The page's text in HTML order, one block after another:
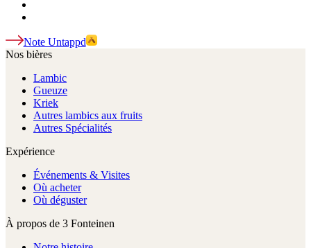
Note Untappd
Nos bières
Lambic
Gueuze
Kriek
Autres lambics aux fruits
Autres Spécialités
Expérience
Événements & Visites
Où acheter
Où déguster
À propos de 3 Fonteinen